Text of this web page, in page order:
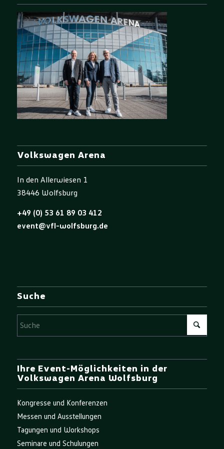
Volkswagen Arena
In den Allerwiesen 1
38446 Wolfsburg
+49 (0) 53 61 89 03 412
event@vfl-wolfsburg.de
Suche
Ihre Event-Möglichkeiten in der
Volkswagen Arena Wolfsburg
Kongresse und Konferenzen
Messen und Ausstellungen
Tagungen und Workshops
Seminare und Schulungen